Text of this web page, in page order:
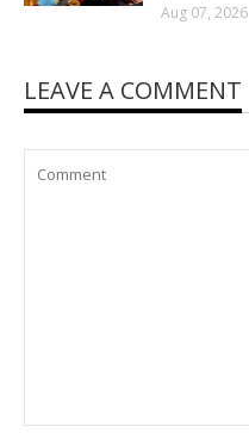
Aug 07, 2026
LEAVE A COMMENT